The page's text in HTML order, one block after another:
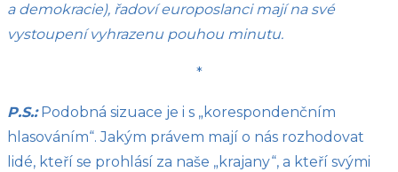
a demokracie), řadoví europoslanci mají na své
vystoupení vyhrazenu pouhou minutu.
*
P.S.: Podobná sizuace je i s „korespondenčním
hlasováním“. Jakým právem mají o nás rozhodovat
lidé, kteří se prohlásí za naše „krajany“, a kteří svými